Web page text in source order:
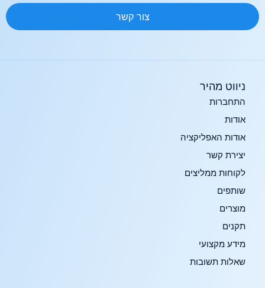
צור קשר
ניווט מהיר
התחברות
אודות
אודות האפליקציה
יצירת קשר
לקוחות ממליצים
שותפים
מוצרים
תקנים
מידע מקצועי
שאלות תשובות